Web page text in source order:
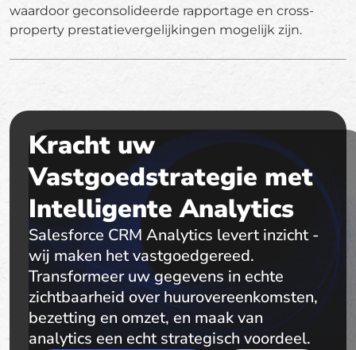
waardoor geconsolideerde rapportage en cross-
property prestatievergelijkingen mogelijk zijn.
Kracht uw
Vastgoedstrategie met
Intelligente Analytics
Salesforce CRM Analytics levert inzicht -
wij maken het vastgoedgereed.
Transformeer uw gegevens in echte
zichtbaarheid over huurovereenkomsten,
bezetting en omzet, en maak van
analytics een echt strategisch voordeel.